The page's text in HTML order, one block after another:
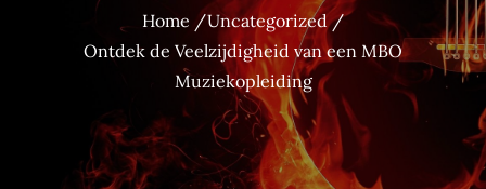
Home
Uncategorized
Ontdek de Veelzijdigheid van een MBO
Muziekopleiding